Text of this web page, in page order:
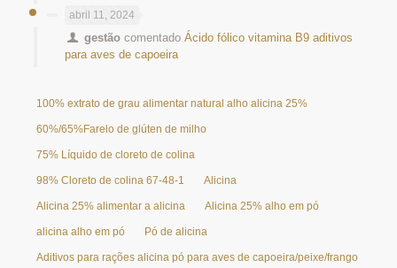
abril 11, 2024
gestão comentadoÁcido fólico vitamina B9 aditivos
para aves de capoeira
100% extrato de grau alimentar natural alho alicina 25%
60%/65%Farelo de glúten de milho
75% Líquido de cloreto de colina
98% Cloreto de colina 67-48-1 Alicina
Alicina 25% alimentar a alicina Alicina 25% alho em pó
alicina alho em pó Pó de alicina
Aditivos para rações alicina pó para aves de capoeira/peixe/frango